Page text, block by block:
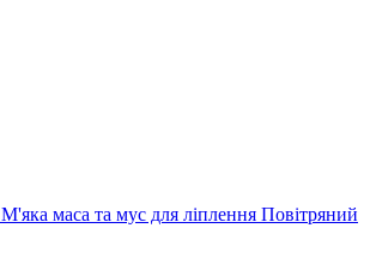
М'яка маса та мус для ліплення Повітряний